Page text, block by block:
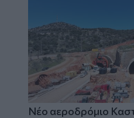
Νέο αεροδρόμιο